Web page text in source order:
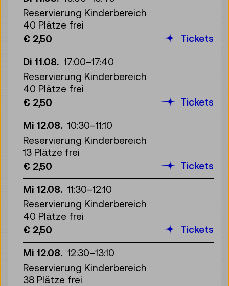
Reservierung Kinderbereich
40 Plätze frei
€ 2,50
Tickets
Di 11.08. 17:00–17:40
Reservierung Kinderbereich
40 Plätze frei
€ 2,50
Tickets
Mi 12.08. 10:30–11:10
Reservierung Kinderbereich
13 Plätze frei
€ 2,50
Tickets
Mi 12.08. 11:30–12:10
Reservierung Kinderbereich
40 Plätze frei
€ 2,50
Tickets
Mi 12.08. 12:30–13:10
Reservierung Kinderbereich
38 Plätze frei